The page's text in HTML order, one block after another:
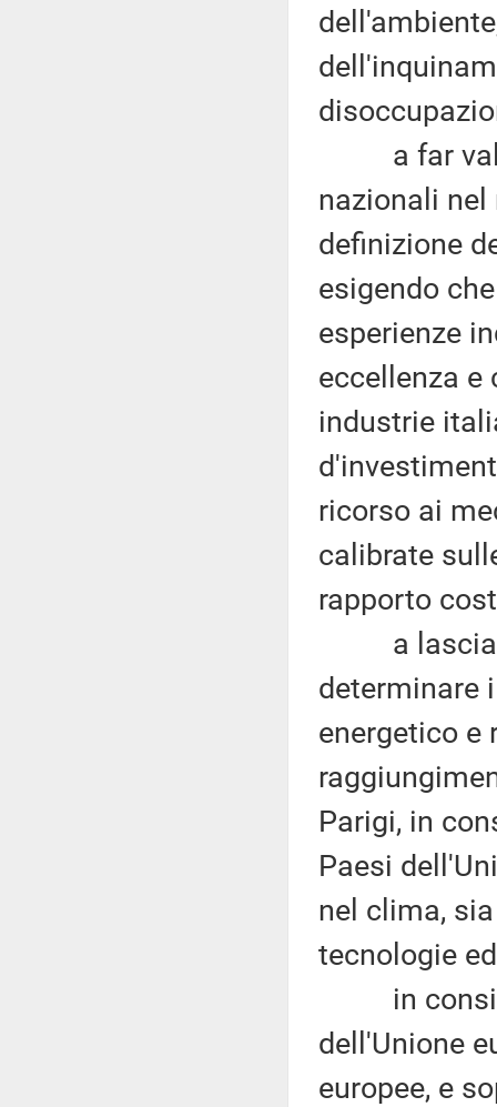
a far
nazionali nel
definizione
esigendo
esperienze
eccellenza e
industrie
ricorso ai
calibrate
rapporto
a lasciare
determinare
energetico e
Parigi, in
Paesi
nel clima,
tecnologie
in
dell'Unione
europee, e